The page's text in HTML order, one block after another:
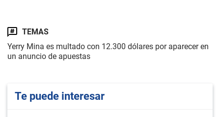
TEMAS
Yerry Mina es multado con 12.300 dólares por aparecer en
un anuncio de apuestas
Te puede interesar